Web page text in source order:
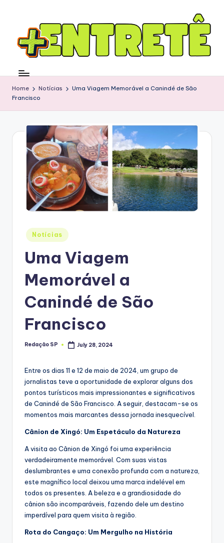
Home Notícias
Uma Viagem Memorável a Canindé de São
Francisco
Posted
in
Notícias
Uma Viagem
Memorável a
Canindé de São
Francisco
Posted
Redação SP July 28, 2024
Entre os dias 11 e 12 de maio de 2024, um grupo de
jornalistas teve a oportunidade de explorar alguns dos
pontos turísticos mais impressionantes e significativos
de Canindé de São Francisco. A seguir, destacam-se os
momentos mais marcantes dessa jornada inesquecível.
Cânion de Xingó: Um Espetáculo da Natureza
A visita ao Cânion de Xingó foi uma experiência
verdadeiramente memorável. Com suas vistas
deslumbrantes e uma conexão profunda com a natureza,
este magnífico local deixou uma marca indelével em
todos os presentes. A beleza e a grandiosidade do
cânion são incomparáveis, fazendo dele um destino
imperdível para quem visita à região.
Rota do Cangaço: Um Mergulho na História